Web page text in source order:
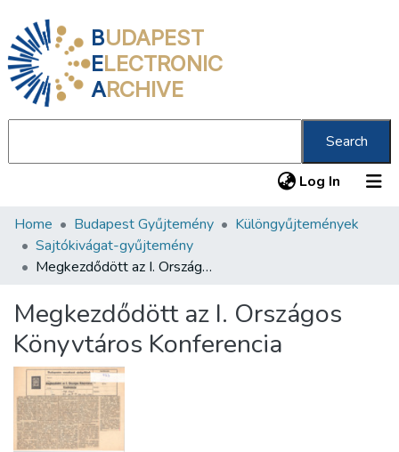
BUDAPEST
ELECTRONIC
ARCHIVE
Search
Log In (current)
Communities & Collections
All of DSpace
About us
Home Budapest Gyűjtemény
Különgyűjtemények
Sajtókivágat-gyűjtemény
Megkezdődött az I. Országos Könyvtáros Konferencia
Megkezdődött az I. Országos
Könyvtáros Konferencia